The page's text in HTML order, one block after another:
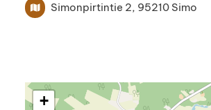
Simonpirtintie 2, 95210 Simo
+